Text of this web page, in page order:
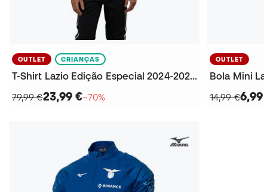
OUTLET CRIANÇAS
T-Shirt Lazio Edição Especial 2024-2025 Criança
79,99 €23,99 €−70%
OUTLET
Bola Mini
14,99 €